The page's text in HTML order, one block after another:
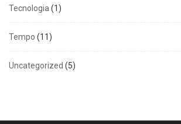
Tecnologia (1)
Tempo (11)
Uncategorized (5)